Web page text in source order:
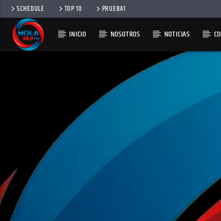
SCHEDULE TOP 10 PRUEBA1
INICIO NOSOTROS NOTICIAS